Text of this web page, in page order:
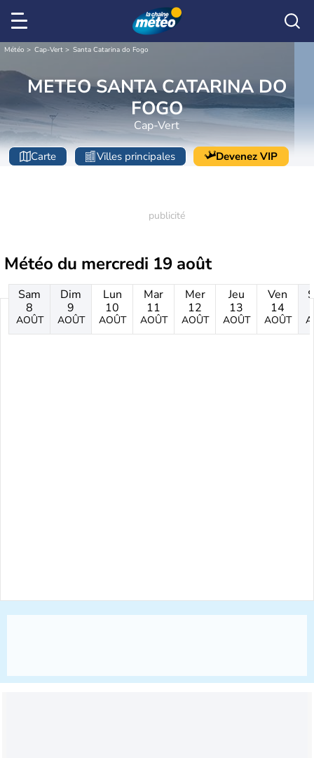
Météo Cap-Vert Santa Catarina do Fogo
METEO SANTA CATARINA DO
FOGO
Cap-Vert
Carte Villes principales Devenez VIP
Météo du mercredi 19 août
Sam
8
AOÛT
Dim
9
AOÛT
Lun
10
AOÛT
Mar
11
AOÛT
Mer
12
AOÛT
Jeu
13
AOÛT
Ven
14
AOÛT